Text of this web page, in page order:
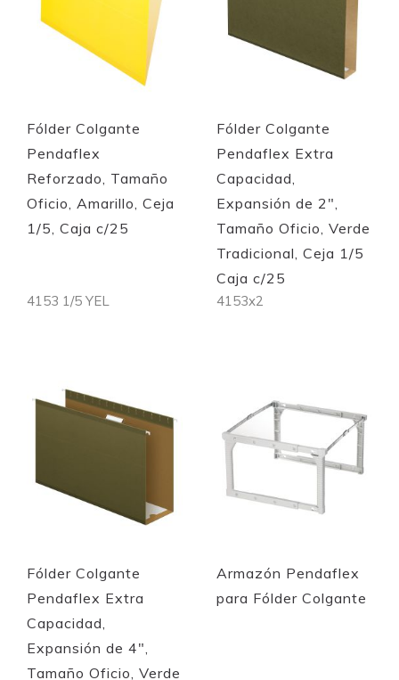
Quickview Quickview
Fólder Colgante
Pendaflex
Reforzado, Tamaño
Oficio, Amarillo, Ceja
1/5, Caja c/25
4153 1/5 YEL
Fólder Colgante
Pendaflex Extra
Capacidad,
Expansión de 2",
Tamaño Oficio, Verde
Tradicional, Ceja 1/5
Caja c/25
4153x2
Fólder Colgante
Pendaflex Extra
Capacidad,
Expansión de 4",
Tamaño Oficio, Verde
Armazón Pendaflex
para Fólder Colgante